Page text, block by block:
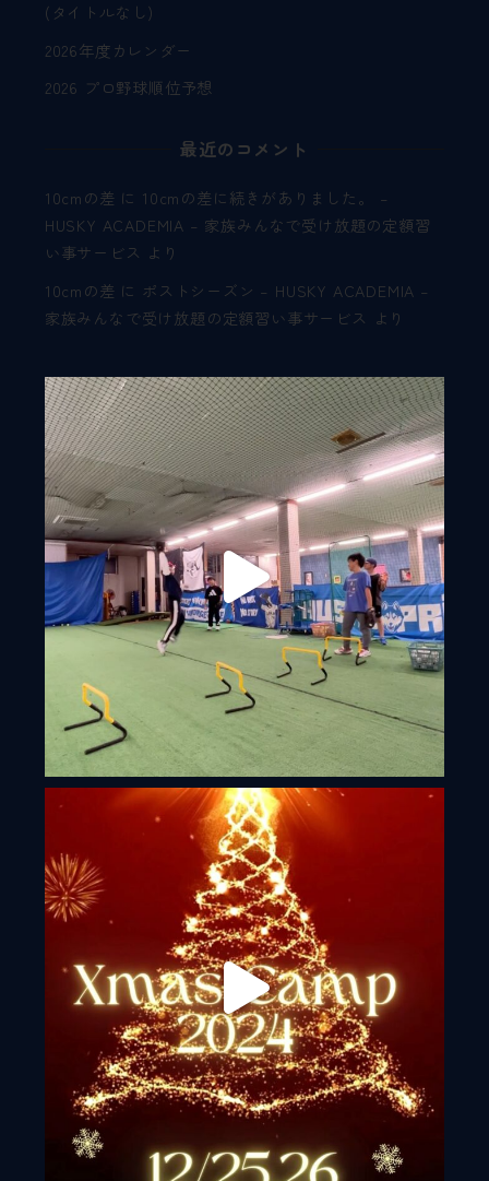
(タイトルなし)
2026年度カレンダー
2026 プロ野球順位予想
最近のコメント
10cmの差 に 10cmの差に続きがありました。 –
HUSKY ACADEMIA – 家族みんなで受け放題の定額習
い事サービス より
10cmの差 に ポストシーズン – HUSKY ACADEMIA –
家族みんなで受け放題の定額習い事サービス より